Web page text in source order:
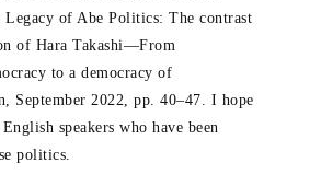
Legacy of Abe Politics: The contrast
of Hara Takashi—From
to a democracy of
September 2022, pp. 40–47. I hope
speakers who have been
politics.